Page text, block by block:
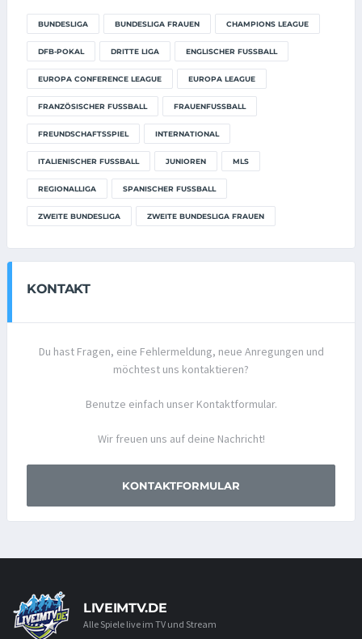
BUNDESLIGA BUNDESLIGA FRAUEN CHAMPIONS LEAGUE
DFB-POKAL DRITTE LIGA ENGLISCHER FUSSBALL
EUROPA CONFERENCE LEAGUE EUROPA LEAGUE
FRANZÖSISCHER FUSSBALL FRAUENFUSSBALL
FREUNDSCHAFTSSPIEL INTERNATIONAL
ITALIENISCHER FUSSBALL JUNIOREN MLS
REGIONALLIGA SPANISCHER FUSSBALL
ZWEITE BUNDESLIGA ZWEITE BUNDESLIGA FRAUEN
KONTAKT
Du hast Fragen, eine Fehlermeldung, neue Anregungen und
möchtest uns kontaktieren?
Benutze einfach unser Kontaktformular.
Wir freuen uns auf deine Nachricht!
KONTAKTFORMULAR
LIVEIMTV.DE
Alle Spiele live im TV und Stream